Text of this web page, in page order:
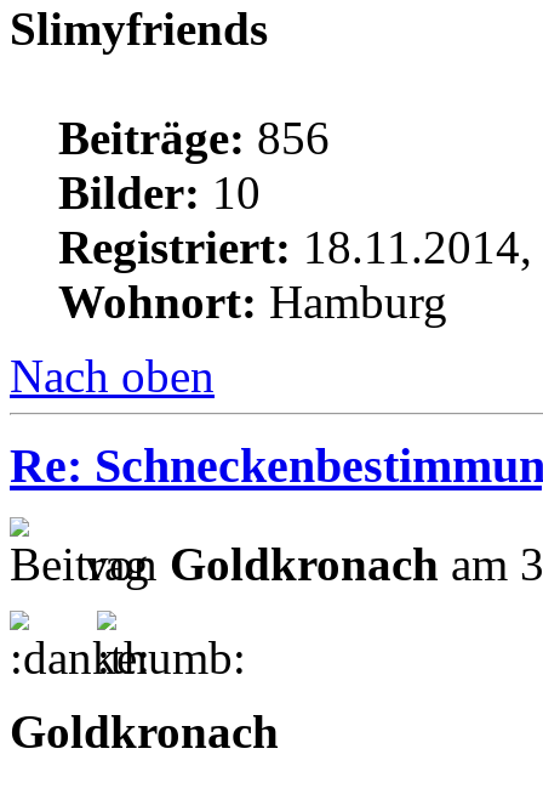
Slimyfriends
Beiträge: 856
Bilder: 10
Registriert:
Wohnort: Hamburg
Nach oben
Re:
von Goldkronach am
Goldkronach